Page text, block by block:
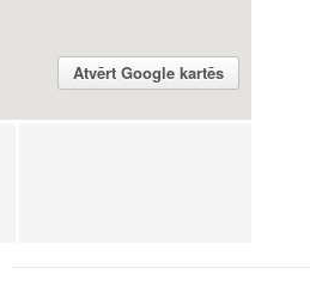
Atvērt Google kartēs